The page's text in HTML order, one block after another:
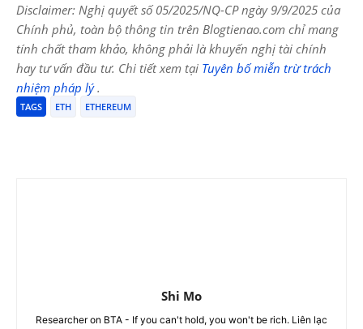
Disclaimer: Nghị quyết số 05/2025/NQ-CP ngày 9/9/2025 của
Chính phủ, toàn bộ thông tin trên Blogtienao.com chỉ mang
tính chất tham khảo, không phải là khuyến nghị tài chính
hay tư vấn đầu tư. Chi tiết xem tại Tuyên bố miễn trừ trách
nhiệm pháp lý.
TAGS ETH ETHEREUM
Shi Mo
Researcher on BTA - If you can't hold, you won't be rich. Liên lạc